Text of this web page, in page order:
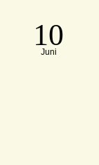
10
Juni